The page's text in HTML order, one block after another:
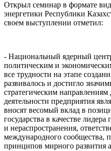
Открыл семинар в формате
энергетики Республики
своем выступлении отметил:
- Национальный ядерный
политическим и
все трудности на этапе
развивалось и достигло
стратегическим направлениям
деятельности предприятия
вносят весомый вклад в
государства в качестве
и нераспространения,
международного сообщества,
принципов мирного развития